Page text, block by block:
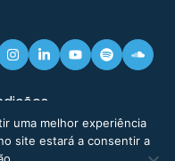
Sitemap
uma melhor experiência
site estará a consentir a